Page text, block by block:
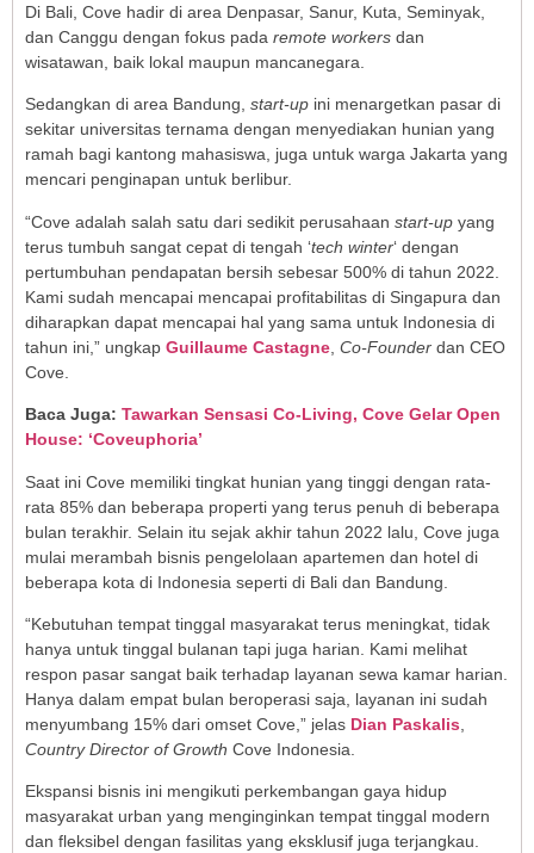
Di Bali, Cove hadir di area Denpasar, Sanur, Kuta, Seminyak,
dan Canggu dengan fokus pada remote workers dan
wisatawan, baik lokal maupun mancanegara.
Sedangkan di area Bandung, start-up ini menargetkan pasar di
sekitar universitas ternama dengan menyediakan hunian yang
ramah bagi kantong mahasiswa, juga untuk warga Jakarta yang
mencari penginapan untuk berlibur.
“Cove adalah salah satu dari sedikit perusahaan start-up yang
terus tumbuh sangat cepat di tengah ‘tech winter‘ dengan
pertumbuhan pendapatan bersih sebesar 500% di tahun 2022.
Kami sudah mencapai mencapai profitabilitas di Singapura dan
diharapkan dapat mencapai hal yang sama untuk Indonesia di
tahun ini,” ungkap Guillaume Castagne Co-Founder dan CEO
Cove.
Baca Juga: Tawarkan Sensasi Co-Living, Cove Gelar Open
House: ‘Coveuphoria’
Saat ini Cove memiliki tingkat hunian yang tinggi dengan rata-
rata 85% dan beberapa properti yang terus penuh di beberapa
bulan terakhir. Selain itu sejak akhir tahun 2022 lalu, Cove juga
mulai merambah bisnis pengelolaan apartemen dan hotel di
beberapa kota di Indonesia seperti di Bali dan Bandung.
“Kebutuhan tempat tinggal masyarakat terus meningkat, tidak
hanya untuk tinggal bulanan tapi juga harian. Kami melihat
respon pasar sangat baik terhadap layanan sewa kamar harian.
Hanya dalam empat bulan beroperasi saja, layanan ini sudah
menyumbang 15% dari omset Cove,” jelas Dian Paskalis
Country Director of Growth Cove Indonesia.
Ekspansi bisnis ini mengikuti perkembangan gaya hidup
masyarakat urban yang menginginkan tempat tinggal modern
dan fleksibel dengan fasilitas yang eksklusif juga terjangkau.